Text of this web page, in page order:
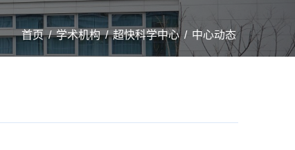
首页/学术机构/超快科学中心/ 中心动态